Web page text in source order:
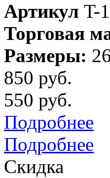
Артикул T-
Торговая
Размеры:
850 руб.
550 руб.
Подробнее
Подробнее
Скидка